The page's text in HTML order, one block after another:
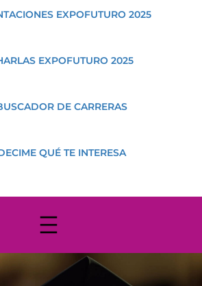
EXPOFUTURO 2025
EXPOFUTURO 2025
DE CARRERAS
QUÉ TE INTERESA